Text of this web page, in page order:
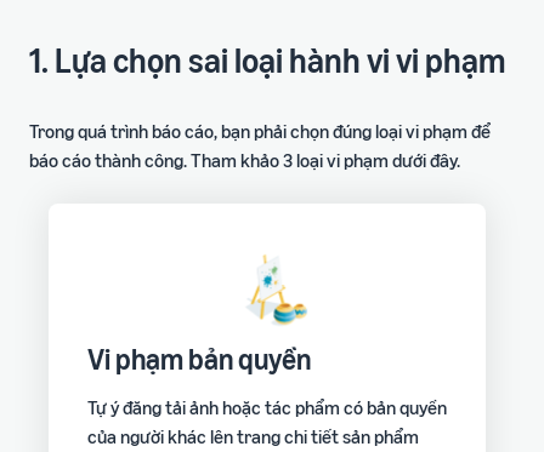
1. Lựa chọn sai loại hành vi vi phạm
Trong quá trình báo cáo, bạn phải chọn đúng loại vi phạm để
báo cáo thành công. Tham khảo 3 loại vi phạm dưới đây.
Vi phạm bản quyền
Tự ý đăng tải ảnh hoặc tác phẩm có bản quyền
của người khác lên trang chi tiết sản phẩm